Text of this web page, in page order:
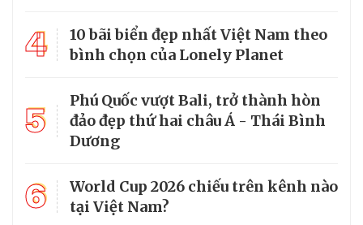
4
10 bãi biển đẹp nhất Việt Nam theo
bình chọn của Lonely Planet
5
Phú Quốc vượt Bali, trở thành hòn
đảo đẹp thứ hai châu Á - Thái Bình
Dương
6
World Cup 2026 chiếu trên kênh nào
tại Việt Nam?